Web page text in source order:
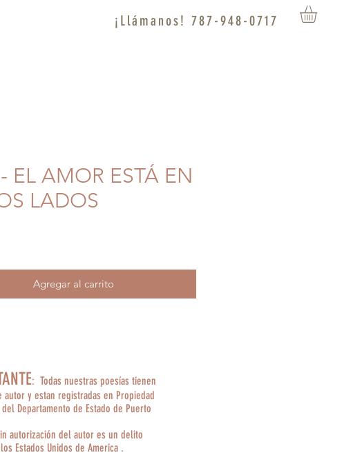
¡Llámanos! 787-948-0717
EL AMOR ESTÁ EN
LADOS
Agregar al carrito
: Todas nuestras poesías tienen
autor y estan registradas en Propiedad
Departamento de Estado de Puerto
autorización del autor es un delito
Estados Unidos de America .